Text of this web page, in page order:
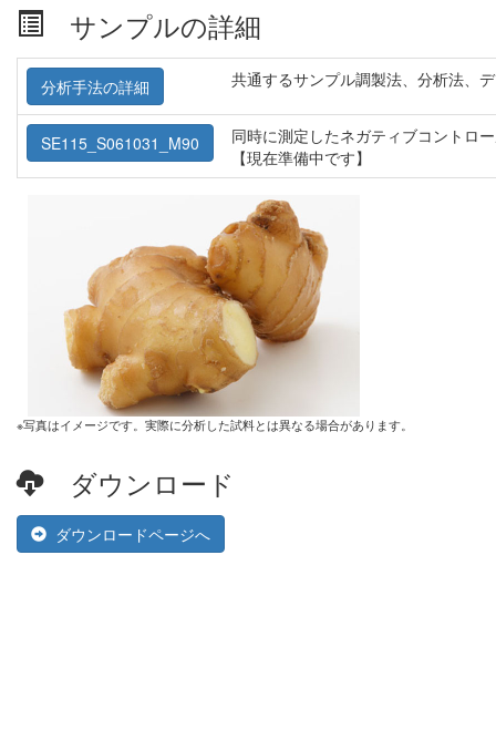
サンプルの詳細
分析手法の詳細 共通するサンプル調製法、分析法、
SE115_S061031_M90
同時に測定したネガティブコントロ
【現在準備中です】
※写真はイメージです。実際に分析した試料とは異なる場合があります。
ダウンロード
ダウンロードページへ